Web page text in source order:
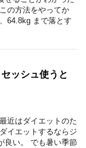
の方法をやってか
64.8kg まで落とす
ッシュ使うと
近はダイエットのた
イエットするならジ
良い。 でも暑い季節